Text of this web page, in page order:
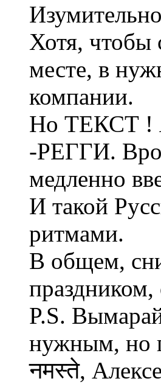
Хотя, чтобы
месте, в
компании.
Но ТЕКСТ ! Я
-РЕГГИ.
медленно
И такой
ритмами.
В общем,
праздником,
P.S.
нужным, но
नमस्ते,